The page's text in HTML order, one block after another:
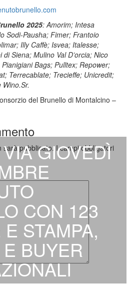
GIOVEDÌ
CON 123
STAMPA,
BUYER
2025: Amorim; Intesa
Sodi-Pausha; Fimer; Frantoio
Illy Caffè; Isvea; Italesse;
Siena; Mulino Val D’orcia; Nico
Bags; Pulltex; Repower;
Terrecablate; Trecieffe; Unicredit;
del Brunello di Montalcino –
sarà pubblicato. I campi obbligatori